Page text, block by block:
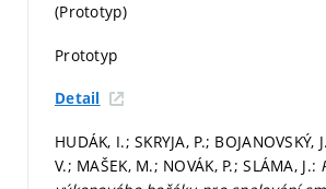
(Prototyp)
Prototyp
Detail
HUDÁK, I.; SKRYJA, P.; BOJANOVSKÝ,
V.; MAŠEK, M.; NOVÁK, P.; SLÁMA, J.: